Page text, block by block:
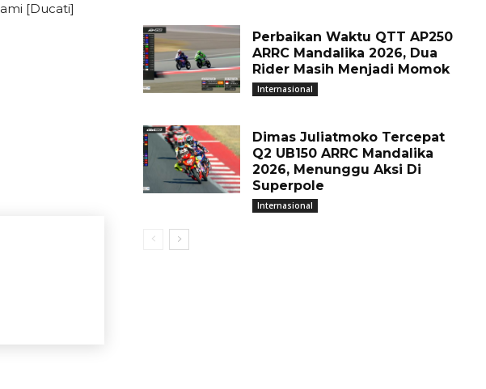
[Ducati]
Perbaikan Waktu QTT AP250
ARRC Mandalika 2026, Dua
Rider Masih Menjadi Momok
Internasional
Dimas Juliatmoko Tercepat
Q2 UB150 ARRC Mandalika
2026, Menunggu Aksi Di
Superpole
Internasional